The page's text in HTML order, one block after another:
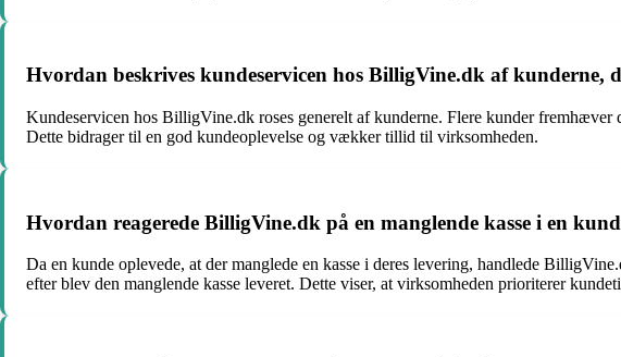
Hvordan beskrives kundeservicen hos BilligVine.dk af kunderne,
Kundeservicen hos BilligVine.dk roses generelt af kunderne. Flere kunder fremhæver
Dette bidrager til en god kundeoplevelse og vækker tillid til virksomheden.
Hvordan reagerede BilligVine.dk på en manglende kasse i en
Da en kunde oplevede, at der manglede en kasse i deres levering, handlede
efter blev den manglende kasse leveret. Dette viser, at virksomheden prioriterer